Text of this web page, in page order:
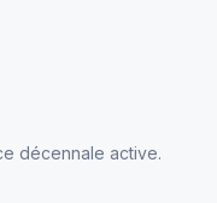
décennale active.